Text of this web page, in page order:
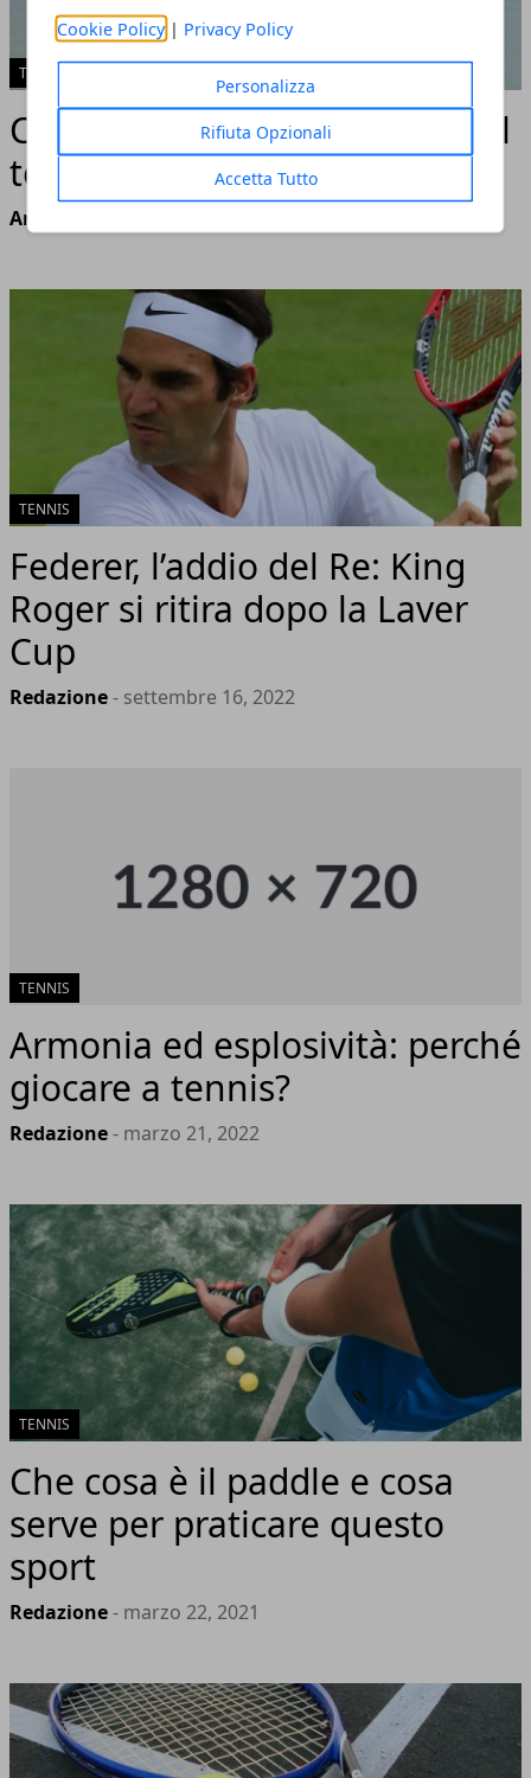
Cookie Policy | Privacy Policy
Personalizza
Rifiuta Opzionali
Accetta Tutto
TENNIS
Come funziona il tie-break nel
tennis: regole
Andrea Bianchi
TENNIS
Federer, l’addio del Re: King
Roger si ritira dopo la Laver
Cup
Redazione- settembre 16, 2022
TENNIS
Armonia ed esplosività: perché
giocare a tennis?
Redazione- marzo 21, 2022
TENNIS
Che cosa è il paddle e cosa
serve per praticare questo
sport
Redazione- marzo 22, 2021